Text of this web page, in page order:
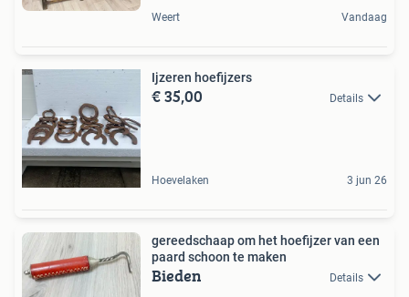
Weert Vandaag
Ijzeren hoefijzers
€ 35,00 Details
Hoevelaken 3 jun 26
gereedschaap om het hoefijzer van een
paard schoon te maken
Bieden Details